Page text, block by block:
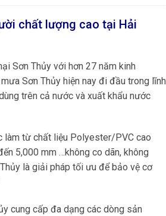
chất lượng cao tại Hải
Sơn Thủy với hơn 27 năm kinh
Sơn Thủy hiện nay đi đầu trong lĩnh
trên cả nước và xuất khẩu nước
làm từ chất liệu Polyester/PVC cao
5,000 mm …không co dãn, không
là giải pháp tối ưu để bảo vệ cơ
cung cấp đa dạng các dòng sản